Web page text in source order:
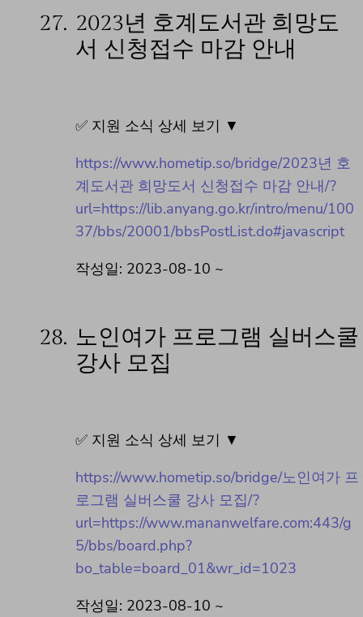
27. 2023년 호계도서관 희망도
서 신청접수 마감 안내
✅ 지원 소식 상세 보기 ▼
https://www.hometip.so/bridge/2023년 호
계도서관 희망도서 신청접수 마감 안내/?
url=https://lib.anyang.go.kr/intro/menu/100
37/bbs/20001/bbsPostList.do#javascript
작성일: 2023-08-10 ~
28. 노인여가 프로그램 실버스쿨
강사 모집
✅ 지원 소식 상세 보기 ▼
https://www.hometip.so/bridge/노인여가 프
로그램 실버스쿨 강사 모집/?
url=https://www.mananwelfare.com:443/g
5/bbs/board.php?
bo_table=board_01&wr_id=1023
작성일: 2023-08-10 ~